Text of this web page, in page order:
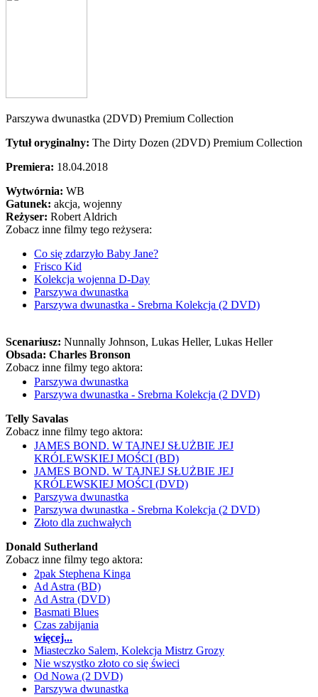
Parszywa dwunastka (2DVD) Premium Collection
Tytuł oryginalny: The Dirty Dozen (2DVD) Premium Collection
Premiera: 18.04.2018
Wytwórnia: WB
Gatunek: akcja, wojenny
Reżyser: Robert Aldrich
Zobacz inne filmy tego reżysera:
Co się zdarzyło Baby Jane?
Frisco Kid
Kolekcja wojenna D-Day
Parszywa dwunastka
Parszywa dwunastka - Srebrna Kolekcja (2 DVD)
Scenariusz: Nunnally Johnson, Lukas Heller, Lukas Heller
Obsada: Charles Bronson
Zobacz inne filmy tego aktora:
Parszywa dwunastka
Parszywa dwunastka - Srebrna Kolekcja (2 DVD)
Telly Savalas
Zobacz inne filmy tego aktora:
JAMES BOND. W TAJNEJ SŁUŻBIE JEJ
KRÓLEWSKIEJ MOŚCI (BD)
JAMES BOND. W TAJNEJ SŁUŻBIE JEJ
KRÓLEWSKIEJ MOŚCI (DVD)
Parszywa dwunastka
Parszywa dwunastka - Srebrna Kolekcja (2 DVD)
Złoto dla zuchwałych
Donald Sutherland
Zobacz inne filmy tego aktora:
2pak Stephena Kinga
Ad Astra (BD)
Ad Astra (DVD)
Basmati Blues
Czas zabijania
więcej...
Miasteczko Salem, Kolekcja Mistrz Grozy
Nie wszystko złoto co się świeci
Od Nowa (2 DVD)
Parszywa dwunastka